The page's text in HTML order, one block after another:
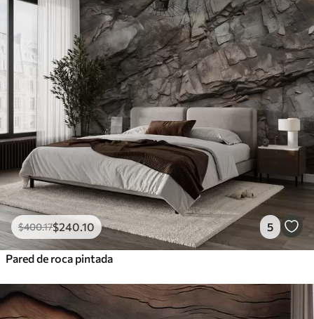
$400.17$240 .10 5
Pared de roca pintada